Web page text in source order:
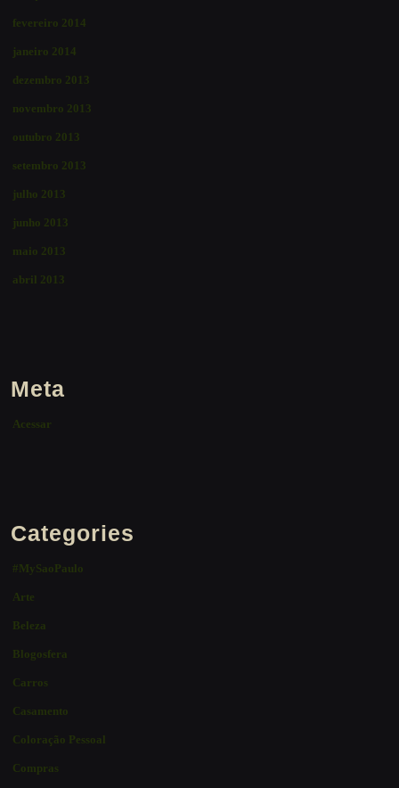
fevereiro 2014
janeiro 2014
dezembro 2013
novembro 2013
outubro 2013
setembro 2013
julho 2013
junho 2013
maio 2013
abril 2013
Meta
Acessar
Categories
#MySaoPaulo
Arte
Beleza
Blogosfera
Carros
Casamento
Coloração Pessoal
Compras